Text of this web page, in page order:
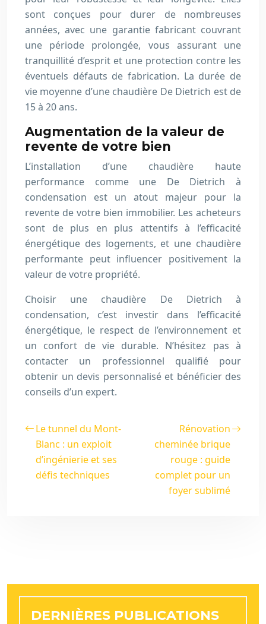
sont conçues pour durer de nombreuses
années, avec une garantie fabricant couvrant
une période prolongée, vous assurant une
tranquillité d’esprit et une protection contre les
éventuels défauts de fabrication. La durée de
vie moyenne d’une chaudière De Dietrich est de
15 à 20 ans.
Augmentation de la valeur de
revente de votre bien
L’installation d’une chaudière haute
performance comme une De Dietrich à
condensation est un atout majeur pour la
revente de votre bien immobilier. Les acheteurs
sont de plus en plus attentifs à l’efficacité
énergétique des logements, et une chaudière
performante peut influencer positivement la
valeur de votre propriété.
Choisir une chaudière De Dietrich à
condensation, c’est investir dans l’efficacité
énergétique, le respect de l’environnement et
un confort de vie durable. N’hésitez pas à
contacter un professionnel qualifié pour
obtenir un devis personnalisé et bénéficier des
conseils d’un expert.
Le tunnel du Mont-
Blanc : un exploit
d’ingénierie et ses
défis techniques
Rénovation
cheminée brique
rouge : guide
complet pour un
foyer sublimé
DERNIÈRES PUBLICATIONS